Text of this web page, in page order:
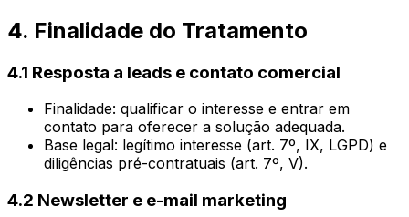
4. Finalidade do Tratamento
4.1 Resposta a leads e contato comercial
Finalidade: qualificar o interesse e entrar em
contato para oferecer a solução adequada.
Base legal: legítimo interesse (art. 7º, IX, LGPD) e
diligências pré-contratuais (art. 7º, V).
4.2 Newsletter e e-mail marketing